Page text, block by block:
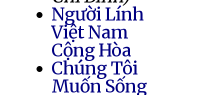
Người Lính
Việt Nam
Cộng Hòa
Chúng Tôi
Muốn Sống